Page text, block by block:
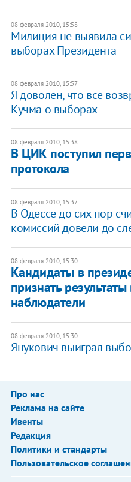
08 февраля 2010, 15:58
Милиция не выявила
выборах Президента
08 февраля 2010, 15:57
Я доволен, что все
Кучма о выборах
08 февраля 2010, 15:38
В ЦИК поступил
протокола
08 февраля 2010, 15:37
В Одессе до сих пор
комиссий довели до
08 февраля 2010, 15:30
Кандидаты в
признать
наблюдатели
08 февраля 2010, 15:30
Янукович выиграл
Про нас
Реклама на сайте
Ивенты
Редакция
Политики и стандарты
Пользовательское